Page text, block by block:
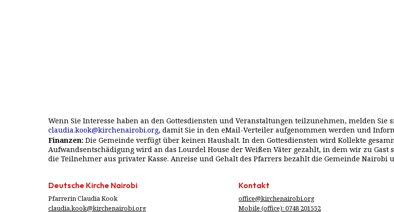
Wenn Sie Interesse haben an den Gottesdiensten und Veranstaltungen teilzunehmen, melden Sie
claudia.kook@kirchenairobi.org, damit Sie in den eMail-Verteiler aufgenommen werden und
Finanzen:Die Gemeinde verfügt über keinen Haushalt. In den Gottesdiensten wird Kollekte
Aufwandsentschädigung wird an das Lourdel House der Weißen Väter gezahlt, in dem wir zu
die Teilnehmer aus privater Kasse. Anreise und Gehalt des Pfarrers bezahlt die Gemeinde Nairobi
Deutsche Kirche Nairobi
Pfarrerin Claudia Kook
claudia.kook@kirchenairobi.org
Kontakt
office@kirchenairobi.org
Mobile (office): 0748 201552